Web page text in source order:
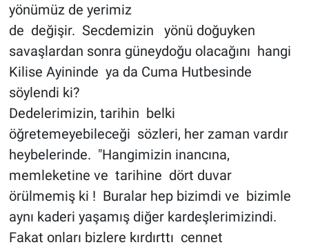
yönümüz de yerimiz
de değişir. Secdemizin yönü doğuyken
savaşlardan sonra güneydoğu olacağını hangi
Kilise Ayininde ya da Cuma Hutbesinde
söylendi ki?
Dedelerimizin, tarihin belki
öğretemeyebileceği sözleri, her zaman vardır
heybelerinde. "Hangimizin inancına,
memleketine ve tarihine dört duvar
örülmemiş ki ! Buralar hep bizimdi ve bizimle
aynı kaderi yaşamış diğer kardeşlerimizindi.
Fakat onları bizlere kırdırttı cennet